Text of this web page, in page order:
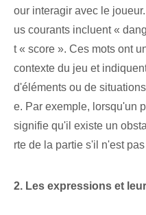
our interagir avec le
us courants incluent «
t « score ». Ces ⁤mots ont
⁤contexte du jeu et
d'éléments ou de
e. Par exemple, lorsqu'un
signifie qu'il existe un
rte de la partie s'il n'est
2. Les expressions et